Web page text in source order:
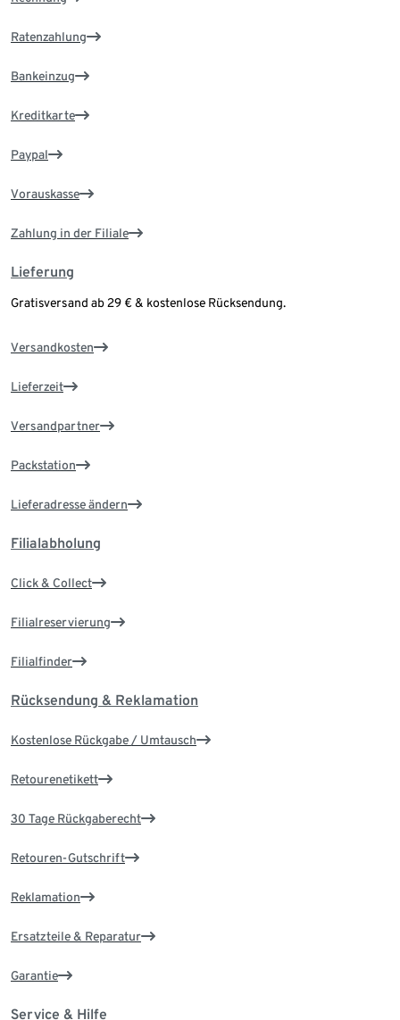
Ratenzahlung
Bankeinzug
Kreditkarte
Paypal
Vorauskasse
Zahlung in der Filiale
Lieferung
Gratisversand ab 29 € & kostenlose Rücksendung.
Versandkosten
Lieferzeit
Versandpartner
Packstation
Lieferadresse ändern
Filialabholung
Click & Collect
Filialreservierung
Filialfinder
Rücksendung & Reklamation
Kostenlose Rückgabe / Umtausch
Retourenetikett
30 Tage Rückgaberecht
Retouren-Gutschrift
Reklamation
Ersatzteile & Reparatur
Garantie
Service & Hilfe